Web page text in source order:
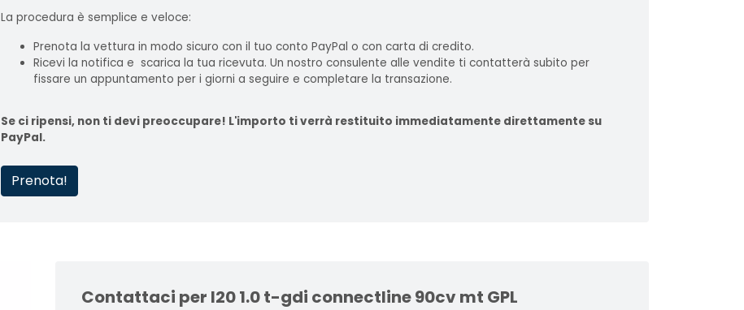
La procedura è semplice e veloce:
Prenota la vettura in modo sicuro con il tuo conto PayPal o con carta di credito.
Ricevi la notifica e scarica la tua ricevuta. Un nostro consulente alle vendite ti contatterà subito per
fissare un appuntamento per i giorni a seguire e completare la transazione.
Se ci ripensi, non ti devi preoccupare! L'importo ti verrà restituito immediatamente direttamente su
PayPal.
Prenota!
Contattaci per I20 1.0 t-gdi connectline 90cv mt GPL